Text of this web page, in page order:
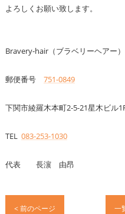
よろしくお願い致します。
Bravery-hair（ブラベリーヘアー）
郵便番号 751-0849
下関市綾羅木本町2-5-21星木ビル
TEL 083-253-1030
代表 長濵 由昂
< 前のページ 一